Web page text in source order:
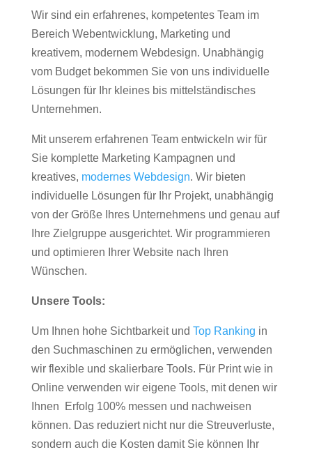
Wir sind ein erfahrenes, kompetentes Team im
Bereich Webentwicklung, Marketing und
kreativem, modernem Webdesign. Unabhängig
vom Budget bekommen Sie von uns individuelle
Lösungen für Ihr kleines bis mittelständisches
Unternehmen.
Mit unserem erfahrenen Team entwickeln wir für
Sie komplette Marketing Kampagnen und
kreatives, modernes Webdesign. Wir bieten
individuelle Lösungen für Ihr Projekt, unabhängig
von der Größe Ihres Unternehmens und genau auf
Ihre Zielgruppe ausgerichtet. Wir programmieren
und optimieren Ihrer Website nach Ihren
Wünschen.
Unsere Tools:
Um Ihnen hohe Sichtbarkeit und Top Ranking in
den Suchmaschinen zu ermöglichen, verwenden
wir flexible und skalierbare Tools. Für Print wie in
Online verwenden wir eigene Tools, mit denen wir
Ihnen Erfolg 100% messen und nachweisen
können. Das reduziert nicht nur die Streuverluste,
sondern auch die Kosten damit Sie können Ihr